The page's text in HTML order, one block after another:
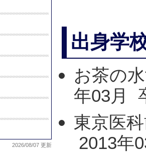
2026/08/07 更新
出身学
お茶の
年03月
東京医
2013年